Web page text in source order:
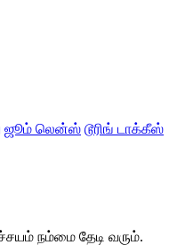
ஜூம் லென்ஸ் டூரிங் டாக்கீஸ்
நம்மை தேடி வரும்.